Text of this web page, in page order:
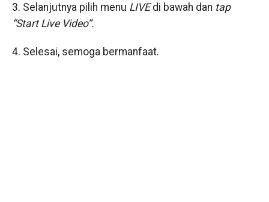
3. Selanjutnya pilih menu LIVEdi bawah dan tap
“Start Live Video”.
4. Selesai, semoga bermanfaat.